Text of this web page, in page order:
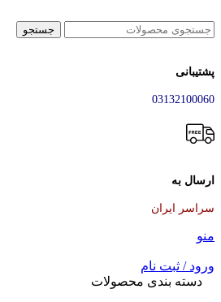
جستجو
پشتیبانی
03132100060
ارسال به
سراسر ایران
منو
ورود / ثبت نام
دسته بندی محصولات